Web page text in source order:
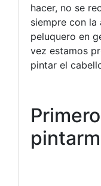
hacer, no se
siempre con la
peluquero en
vez estamos
pintar el